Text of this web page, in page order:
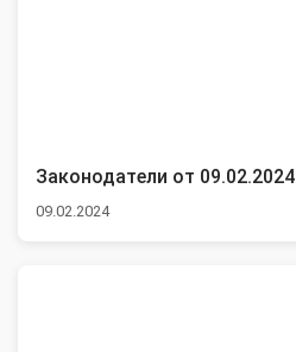
Законодатели от 09.02.2024
09.02.2024